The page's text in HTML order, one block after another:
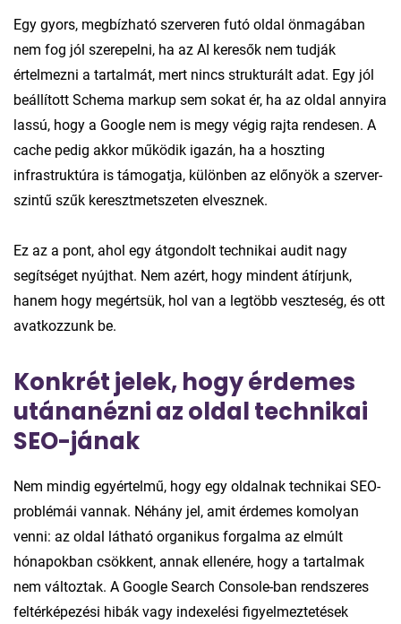
Egy gyors, megbízható szerveren futó oldal önmagában
nem fog jól szerepelni, ha az AI keresők nem tudják
értelmezni a tartalmát, mert nincs strukturált adat. Egy jól
beállított Schema markup sem sokat ér, ha az oldal annyira
lassú, hogy a Google nem is megy végig rajta rendesen. A
cache pedig akkor működik igazán, ha a hoszting
infrastruktúra is támogatja, különben az előnyök a szerver-
szintű szűk keresztmetszeten elvesznek.
Ez az a pont, ahol egy átgondolt technikai audit nagy
segítséget nyújthat. Nem azért, hogy mindent átírjunk,
hanem hogy megértsük, hol van a legtöbb veszteség, és ott
avatkozzunk be.
Konkrét jelek, hogy érdemes
utánanézni az oldal technikai
SEO-jának
Nem mindig egyértelmű, hogy egy oldalnak technikai SEO-
problémái vannak. Néhány jel, amit érdemes komolyan
venni: az oldal látható organikus forgalma az elmúlt
hónapokban csökkent, annak ellenére, hogy a tartalmak
nem változtak. A Google Search Console-ban rendszeres
feltérképezési hibák vagy indexelési figyelmeztetések